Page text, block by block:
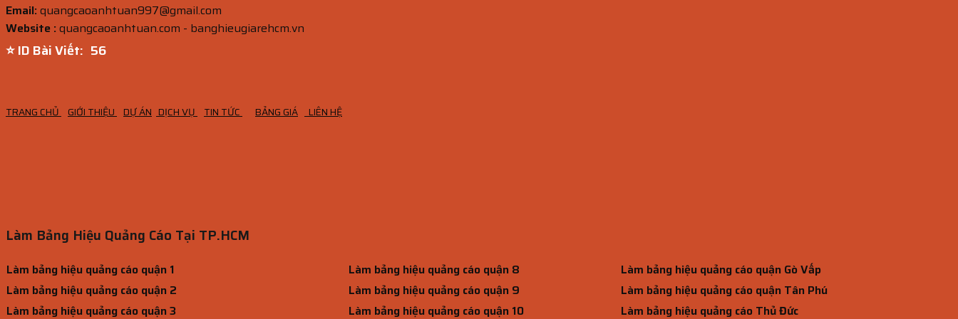
Email:quangcaoanhtuan997@gmail.com
Website :quangcaoanhtuan.com - banghieugiarehcm.vn
⭐ ID Bài Viết: 55
TRANG CHỦ GIỚI THIỆU DỰ ÁN DỊCH VỤ TIN TỨC BẢNG GIÁ LIÊN HỆ
Làm Bảng Hiệu Quảng Cáo Tại TP.HCM
Làm bảng hiệu quảng cáo quận 1 Làm bảng hiệu quảng cáo quận 8
Làm bảng hiệu quảng cáo quận Gò Vấp
Làm bảng hiệu quảng cáo quận 2
Làm bảng hiệu quảng cáo quận 9
Làm bảng hiệu quảng cáo quận Tân Phú
Làm bảng hiệu quảng cáo quận 3
Làm bảng hiệu quảng cáo quận 10 Làm bảng hiệu quảng cáo Thủ Đức